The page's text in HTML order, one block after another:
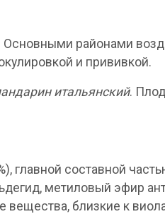
районами
и прививкой.
итальянский.
составной
метиловый эфир
близкие к